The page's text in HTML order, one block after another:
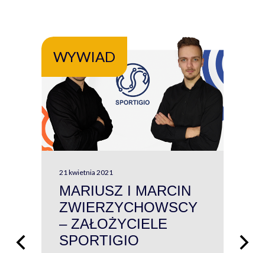
WYWIAD
21 kwietnia 2021
MARIUSZ I MARCIN
ZWIERZYCHOWSCY
– ZAŁOŻYCIELE
SPORTIGIO